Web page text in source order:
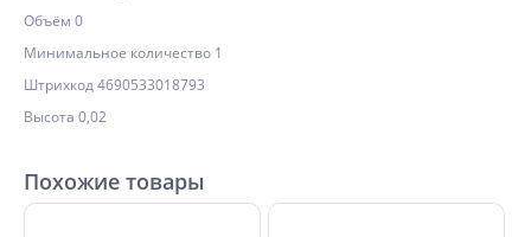
Объём 0
Минимальное количество 1
Штрихкод 4690533018793
Высота 0,02
Похожие товары